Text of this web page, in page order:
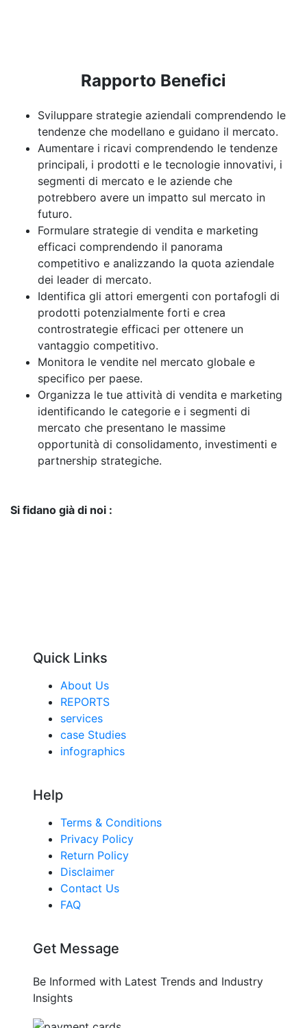
Rapporto Benefici
Sviluppare strategie aziendali comprendendo le
tendenze che modellano e guidano il mercato.
Aumentare i ricavi comprendendo le tendenze
principali, i prodotti e le tecnologie innovativi, i
segmenti di mercato e le aziende che
potrebbero avere un impatto sul mercato in
futuro.
Formulare strategie di vendita e marketing
efficaci comprendendo il panorama
competitivo e analizzando la quota aziendale
dei leader di mercato.
Identifica gli attori emergenti con portafogli di
prodotti potenzialmente forti e crea
controstrategie efficaci per ottenere un
vantaggio competitivo.
Monitora le vendite nel mercato globale e
specifico per paese.
Organizza le tue attività di vendita e marketing
identificando le categorie e i segmenti di
mercato che presentano le massime
opportunità di consolidamento, investimenti e
partnership strategiche.
Si fidano già di noi :
Quick Links
About Us
REPORTS
services
case Studies
infographics
Help
Terms & Conditions
Privacy Policy
Return Policy
Disclaimer
Contact Us
FAQ
Get Message
Be Informed with Latest Trends and Industry
Insights